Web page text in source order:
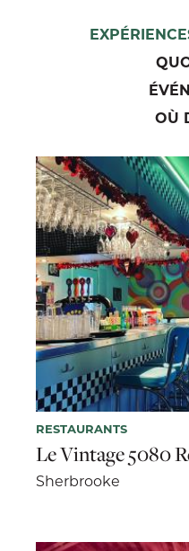
OÙ
RESTAURANTS
Le Vintage 5080
Sherbrooke